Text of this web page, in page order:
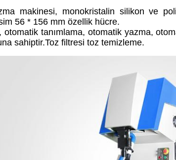
makinesi, monokristalin silikon ve
56 * 156 mm özellik hücre.
tanımlama, otomatik yazma,
sahiptir.Toz filtresi toz temizleme.